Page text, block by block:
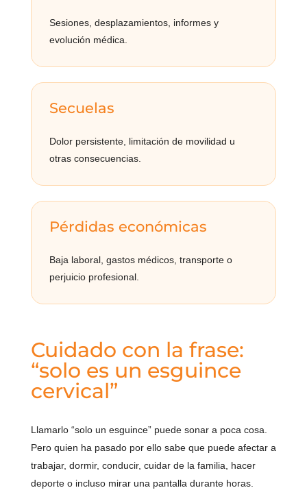
Sesiones, desplazamientos, informes y
evolución médica.
Secuelas
Dolor persistente, limitación de movilidad u
otras consecuencias.
Pérdidas económicas
Baja laboral, gastos médicos, transporte o
perjuicio profesional.
Cuidado con la frase:
“solo es un esguince
cervical”
Llamarlo “solo un esguince” puede sonar a poca cosa.
Pero quien ha pasado por ello sabe que puede afectar a
trabajar, dormir, conducir, cuidar de la familia, hacer
deporte o incluso mirar una pantalla durante horas.